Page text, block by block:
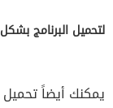
لتحميل البرنامج
يمكنك أيضاً تحميل